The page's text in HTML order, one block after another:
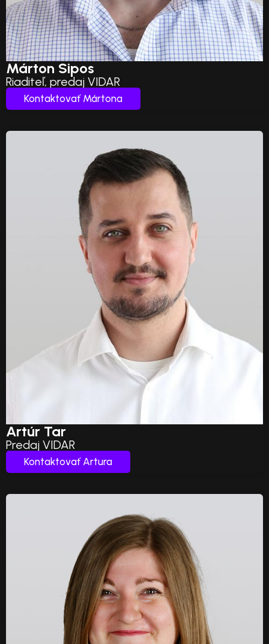
Márton Sipos
Riaditeľ, predaj VIDAR
Kontaktovať Mártona
Artúr Tar
Predaj VIDAR
Kontaktovať Artura